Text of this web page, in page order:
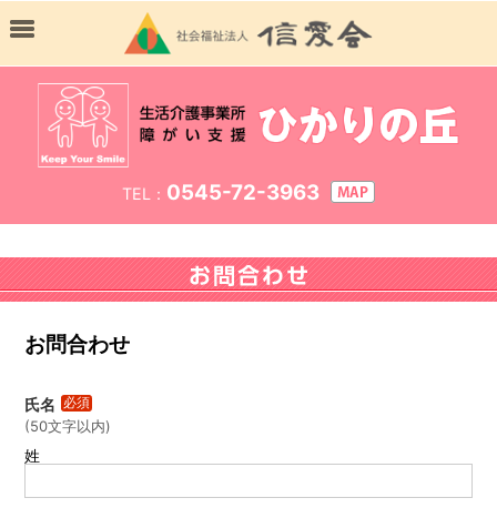
TEL： 0545-72-3963
お問合わせ
氏名 必須
(50文字以内)
姓